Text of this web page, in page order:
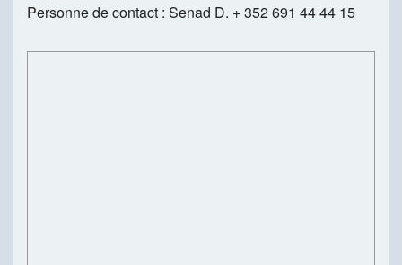
Personne de contact : Senad D. + 352 691 44 44 15